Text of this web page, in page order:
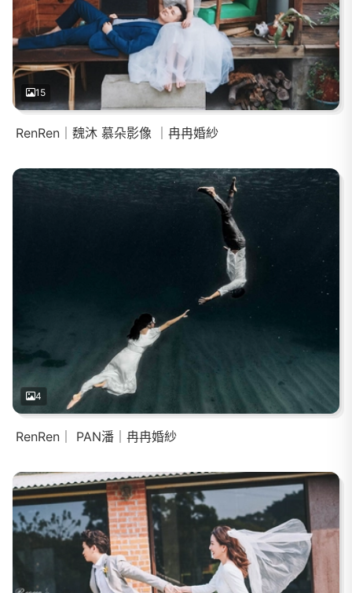
15
RenRen｜魏沐 慕朵影像 ｜冉冉婚紗
4
RenRen｜ PAN潘｜冉冉婚紗